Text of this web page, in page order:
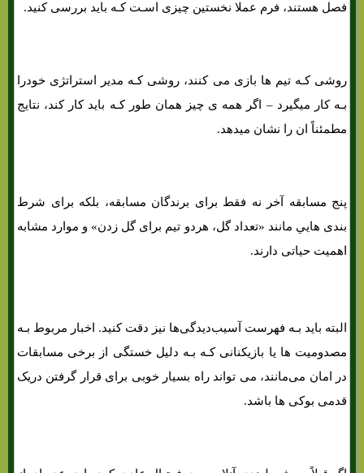
فصل هستند، فرم عملا نخستین چیزی اسـت کـه باید بررسی کنید.
روشی کـه تیم ها بازی می کنند، روشی کـه مدیر استراتژی خودرا
بـه کار میگیرد – اگر همه ی چیز همان طور کـه باید کار کند، نتایج
مطمئناً ان را نشان میدهد.
پنج مسابقه آخر نه فقط برای برندگان مسابقه، بلکه برای شرط
بندی هایي مانند «تعداد گل، هردو تیم برای گل زدن» و موارد مشابه
اهمیت حیاتی دارند.
البته باید بـه فهرست آسیب‌دیدگی‌ها نیز دقت کنید. اخبار مربوط بـه
مصدومیت ها یا بازیکنانی کـه بـه دلیل خستگی از برخی مسابقات
در امان می‌مانند، می تواند راه بسیار خوبی برای قرار گرفتن دریک
قدمی بوکی ها باشد.